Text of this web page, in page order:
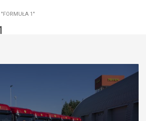
1"